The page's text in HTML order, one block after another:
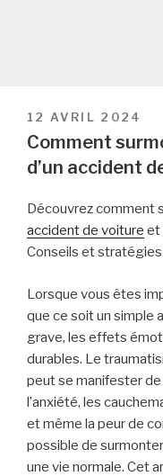
PUBLIÉ
LE
12 AVRIL 2024
Comment
d’un accident
Découvrez comment
accident de voiture et
Conseils et
Lorsque vous êtes
que ce soit un simple
grave, les effets
durables. Le
peut se manifester
l’anxiété, les
et même la peur de
possible de
une vie normale. Cet